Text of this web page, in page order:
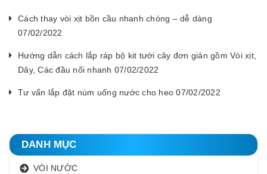
Cách thay vòi xịt bồn cầu nhanh chóng – dễ dàng
07/02/2022
Hướng dẫn cách lắp ráp bộ kit tưới cây đơn giản gồm Vòi xịt,
Dây, Các đầu nối nhanh 07/02/2022
Tư vấn lắp đặt núm uống nước cho heo 07/02/2022
DANH MỤC
VÒI NƯỚC